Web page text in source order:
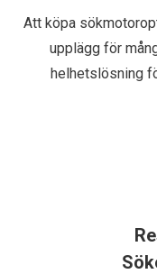
Att köpa
upplägg för
helhetslösning